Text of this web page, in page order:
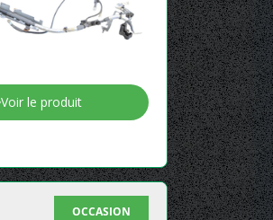
Voir le produit
OCCASION